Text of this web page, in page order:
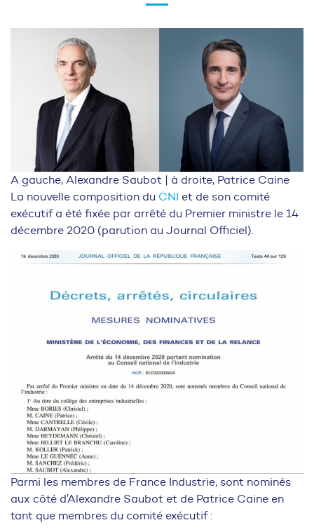
A gauche, Alexandre Saubot | à droite, Patrice Caine
La nouvelle composition du CNI et de son comité
exécutif a été fixée par arrêté du Premier ministre le 14
décembre 2020 (parution au Journal Officiel).
Parmi les membres de France Industrie, sont nominés
aux côté d’Alexandre Saubot et de Patrice Caine en
tant que membres du comité exécutif :